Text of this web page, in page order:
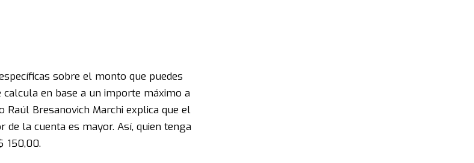
sobre el monto que puedes
en base a un importe máximo a
Raúl Bresanovich Marchi explica que el
de la cuenta es mayor. Así, quien tenga
150,00.